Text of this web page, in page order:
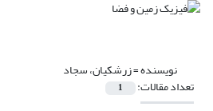
نویسنده =زرشکیان، سجاد
تعداد مقالات: 1